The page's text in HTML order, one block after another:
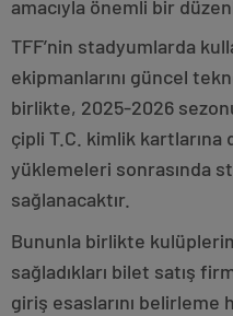
amacıyla önemli bir
TFF’nin stadyumlarda
ekipmanlarını güncel
birlikte, 2025-2026
çipli T.C. kimlik
yüklemeleri sonrasında
sağlanacaktır.
Bununla birlikte
sağladıkları bilet satış
giriş esaslarını belirleme